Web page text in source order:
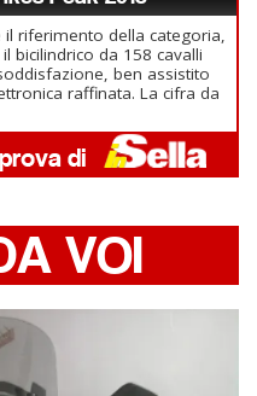
riferimento della categoria,
bicilindrico da 158 cavalli
ben assistito
raffinata. La cifra da
VOI